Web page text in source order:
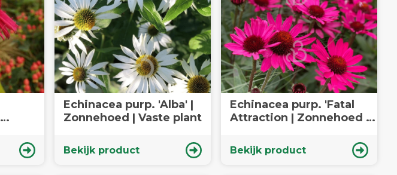
Echinacea purp. 'Alba' |
Zonnehoed | Vaste plant
Bekijk product
Echinacea purp. 'Fatal
Attraction | Zonnehoed |
Bekijk product